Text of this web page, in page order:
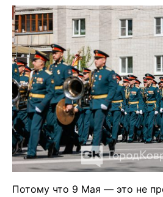
Потому что 9 Мая — это не